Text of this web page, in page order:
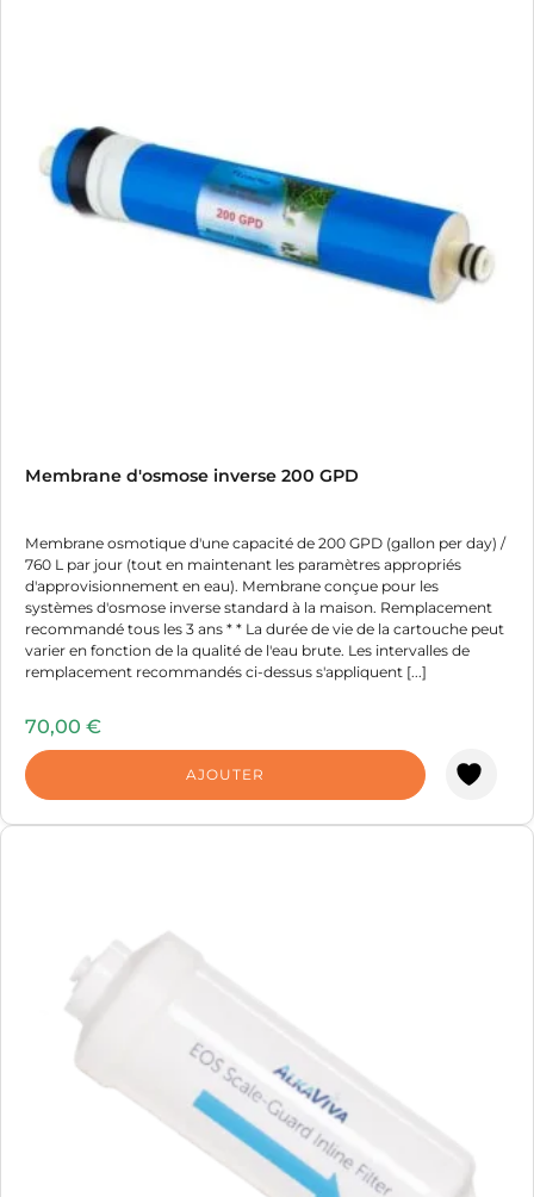
Membrane d'osmose inverse 200 GPD
Membrane osmotique d'une capacité de 200 GPD (gallon per day) /
760 L par jour (tout en maintenant les paramètres appropriés
d'approvisionnement en eau). Membrane conçue pour les
systèmes d'osmose inverse standard à la maison. Remplacement
recommandé tous les 3 ans * * La durée de vie de la cartouche peut
varier en fonction de la qualité de l'eau brute. Les intervalles de
remplacement recommandés ci-dessus s'appliquent [...]
70,00 €
AJOUTER